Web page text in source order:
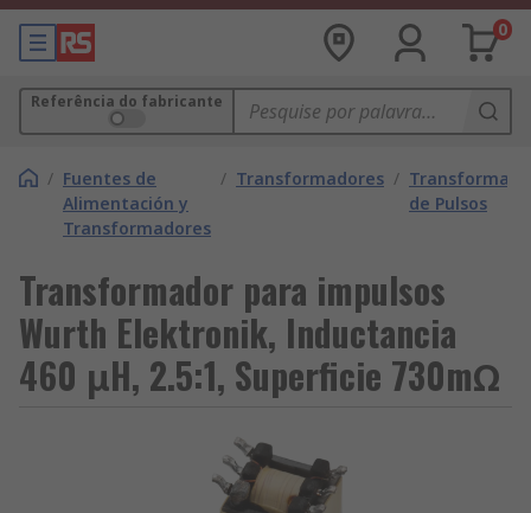
0
Referência do fabricante
/ Fuentes de
Alimentación y
Transformadores
/ Transformadores /
de Pulsos
Transformador para impulsos
Wurth Elektronik, Inductancia
460 μH, 2.5:1, Superficie 730mΩ